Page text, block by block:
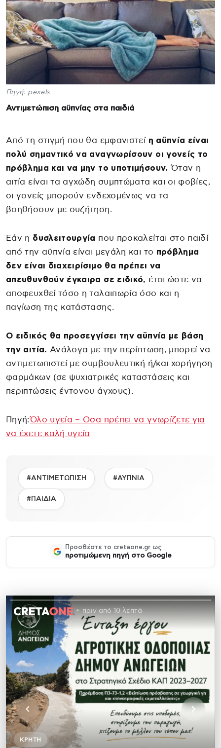
Πηγή: pexels
Αντιμετώπιση αϋπνίας στα παιδιά
Από τη στιγμή που θα εμφανιστεί η αϋπνία είναι
πολύ σημαντικό να αναγνωρίσουν οι γονείς το
πρόβλημα και να μην το υποτιμήσουν. Όταν η
αιτία είναι τα αγχώδη συμπτώματα και οι φοβίες,
οι γονείς μπορούν ενδεχομένως να τα
βοηθήσουν με συζήτηση.
Εάν η δυσλειτουργία που προκαλείται στο παιδί
από την αϋπνία είναι μεγάλη και το πρόβλημα
δεν είναι διαχειρίσιμο θα πρέπει να
απευθυνθούν έγκαιρα σε ειδικό, έτσι ώστε να
αποφευχθεί τόσο η ταλαιπωρία όσο και η
παγίωση της κατάστασης.
Ο ειδικός θα προσεγγίσει την αϋπνία με βάση
την αιτία. Ανάλογα με την περίπτωση, μπορεί να
αντιμετωπιστεί με συμβουλευτική ή/και χορήγηση
φαρμάκων (σε ψυχιατρικές καταστάσεις και
περιπτώσεις έντονου άγχους).
Πηγή:Όλο υγεία – Oσα πρέπει να γνωρίζετε για
να έχετε καλή υγεία
#ΑΝΤΙΜΕΤΩΠΙΣΗ #ΑΥΠΝΙΑ
#ΠΑΙΔΙΑ
Προσθέστε το cretaone.gr ως
προτιμώμενη πηγή στο Google
πριν από 10 λεπτά
ΚΡΉΤΗ